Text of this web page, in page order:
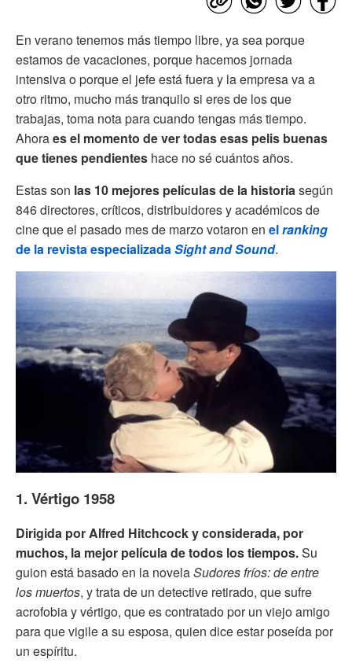
En verano tenemos más tiempo libre, ya sea porque
estamos de vacaciones, porque hacemos jornada
intensiva o porque el jefe está fuera y la empresa va a
otro ritmo, mucho más tranquilo si eres de los que
trabajas, toma nota para cuando tengas más tiempo.
Ahoraes el momento de ver todas esas pelis buenas
que tienes pendientes hace no sé cuántos años.
Estas son las 10 mejores películas de la historiasegún
846 directores, críticos, distribuidores y académicos de
cine que el pasado mes de marzo votaron en elranking
de la revista especializadaSight and Sound.
1. Vértigo 1958
Dirigida por Alfred Hitchcock y considerada, por
muchos, la mejor película de todos los tiempos.Su
guion está basado en la novelaSudores fríos: de entre
los muertos, y trata de un detective retirado, que sufre
acrofobia y vértigo, que es contratado por un viejo amigo
para que vigile a su esposa, quien dice estar poseída por
un espíritu.